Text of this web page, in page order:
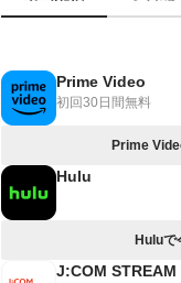
Prime Video
初回30日間無料
Prime
Hulu
Huluで
J:COM STREAM